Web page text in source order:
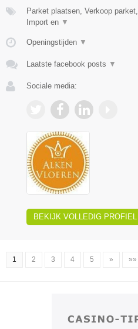
Parket plaatsen, Verkoop
Import en ▼
Openingstijden ▼
Laatste facebook posts ▼
Sociale media:
BEKIJK VOLLEDIG PROFIEL
1 2 3 4 5 » »»